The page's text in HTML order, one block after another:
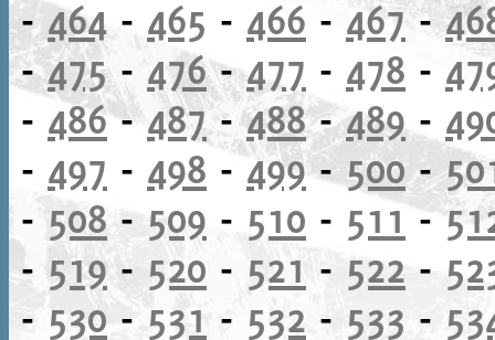
- 464 - 465 - 466 - 467-
-475- 476-477 - 478 -
- 486-487-488-489-
- 497 - 498 -499- 500-
- 508- 509 - 510 - 511-
-519- 520 - 521 - 522 -
- 530- 531 - 532 - 533 -